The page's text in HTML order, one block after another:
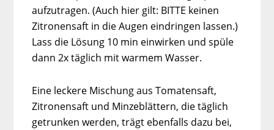
aufzutragen. (Auch hier gilt: BITTE keinen
Zitronensaft in die Augen eindringen lassen.)
Lass die Lösung 10 min einwirken und spüle
dann 2x täglich mit warmem Wasser.
Eine leckere Mischung aus Tomatensaft,
Zitronensaft und Minzeblättern, die täglich
getrunken werden, trägt ebenfalls dazu bei,